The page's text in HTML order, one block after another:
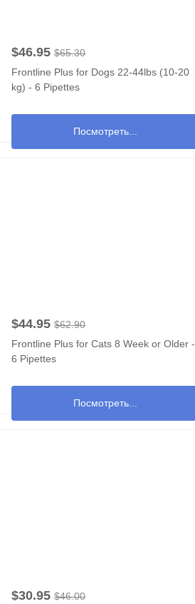
$46.95 $65.30
Frontline Plus for Dogs 22-44lbs (10-20
kg) - 6 Pipettes
Посмотреть...
$44.95 $62.90
Frontline Plus for Cats 8 Week or Older -
6 Pipettes
Посмотреть...
$30.95 $46.00